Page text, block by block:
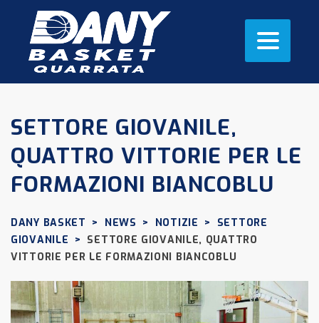
SETTORE GIOVANILE,
QUATTRO VITTORIE PER LE
FORMAZIONI BIANCOBLU
DANY BASKET > NEWS > NOTIZIE >
SETTORE
GIOVANILE > SETTORE GIOVANILE, QUATTRO
VITTORIE PER LE FORMAZIONI BIANCOBLU